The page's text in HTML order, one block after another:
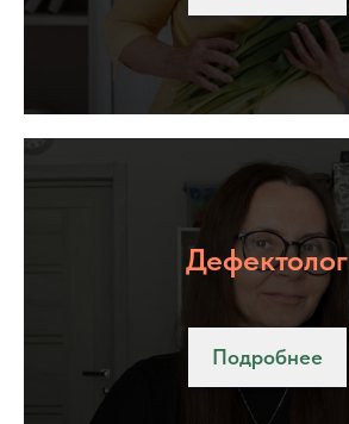
Дефектолог
Подробнее